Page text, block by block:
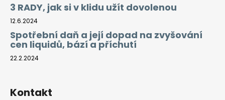
3 RADY, jak si v klidu užít dovolenou
12.6.2024
Spotřební daň a její dopad na zvyšování
cen liquidů, bází a příchutí
22.2.2024
Kontakt